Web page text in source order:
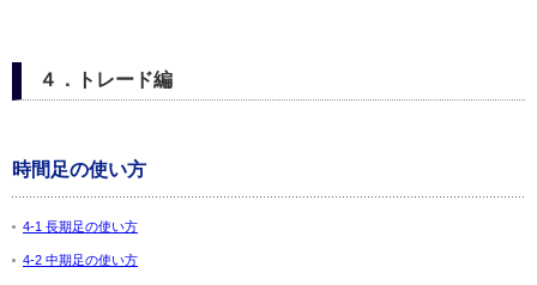
４．トレード編
時間足の使い方
4-1 長期足の使い方
4-2 中期足の使い方